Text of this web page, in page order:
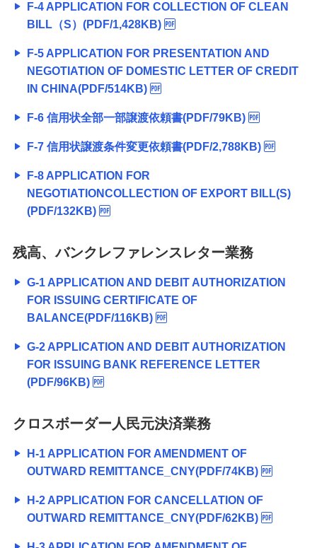
F-4 APPLICATION FOR COLLECTION OF CLEAN
BILL（S）(PDF/1,428KB)
F-5 APPLICATION FOR PRESENTATION AND
NEGOTIATION OF DOMESTIC LETTER OF CREDIT
IN CHINA(PDF/514KB)
F-6 信用状全部一部譲渡依頼書(PDF/79KB)
F-7 信用状譲渡条件変更依頼書(PDF/2,788KB)
F-8 APPLICATION FOR
NEGOTIATIONCOLLECTION OF EXPORT BILL(S)
(PDF/132KB)
残高、バンクレファレンスレター業務
G-1 APPLICATION AND DEBIT AUTHORIZATION
FOR ISSUING CERTIFICATE OF
BALANCE(PDF/116KB)
G-2 APPLICATION AND DEBIT AUTHORIZATION
FOR ISSUING BANK REFERENCE LETTER
(PDF/96KB)
クロスボーダー人民元決済業務
H-1 APPLICATION FOR AMENDMENT OF
OUTWARD REMITTANCE_CNY(PDF/74KB)
H-2 APPLICATION FOR CANCELLATION OF
OUTWARD REMITTANCE_CNY(PDF/62KB)